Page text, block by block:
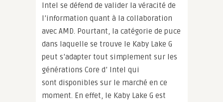
Intel se défend de valider la véracité de
l’information quant à la collaboration
avec AMD. Pourtant, la catégorie de puce
dans laquelle se trouve le Kaby Lake G
peut s’adapter tout simplement sur les
générations Core d’ Intel qui
sont disponibles sur le marché en ce
moment. En effet, le Kaby Lake G est